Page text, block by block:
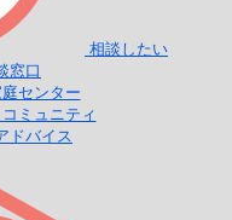
相談したい
窓口
センター
ミュニティ
ドバイス